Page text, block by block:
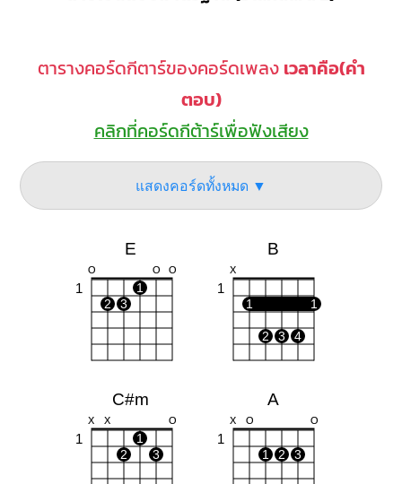
ตารางคอร์ดกีตาร์ของคอร์ดเพลง เวลาคือ(คำ
ตอบ)
คลิกที่คอร์ดกีต้าร์เพื่อฟังเสียง
แสดงคอร์ดทั้งหมด ▼
E
O O O
1
1
2
3
B
X
1
1 1
2 3 4
C#m
X X O
1
1
2
3
A
X O O
1
1 2 3